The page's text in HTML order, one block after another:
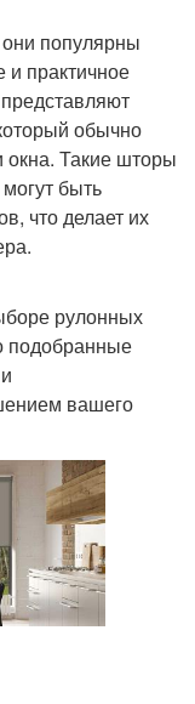
популярны
практичное
обычно
окна. Такие шторы
быть
что делает их
рулонных
подобранные
вашего